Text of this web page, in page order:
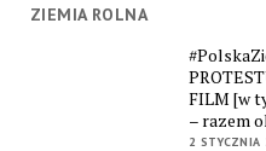
ZIEMIA ROLNA
FILM [w
– razem
2 STYCZNIA